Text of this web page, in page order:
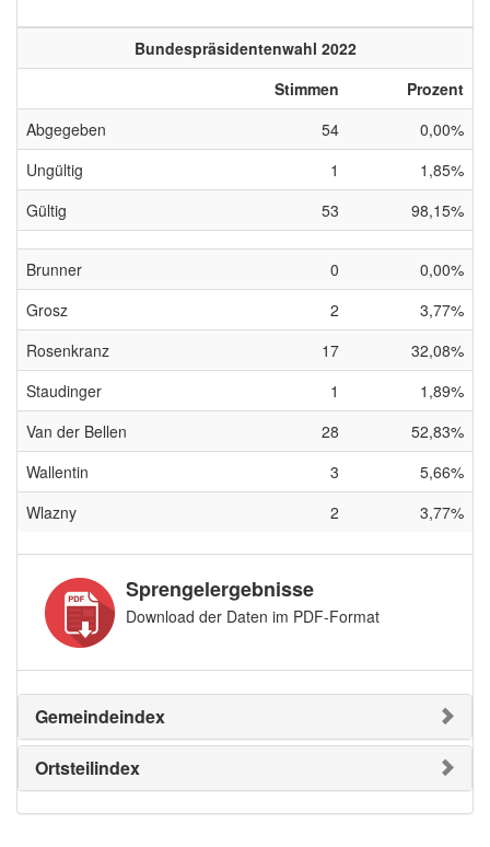
Bundespräsidentenwahl 2022
Stimmen
Prozent
Abgegeben
54
0,00%
Ungültig
1
1,85%
Gültig
53 98,15%
Brunner 0
0,00%
Grosz
2
3,77%
Rosenkranz
17
32,08%
Staudinger
1
1,89%
Van der Bellen
28
52,83%
Wallentin
3
5,66%
Wlazny
2 3,77%
Sprengelergebnisse
Download der Daten im PDF-Format
Gemeindeindex
Ortsteilindex